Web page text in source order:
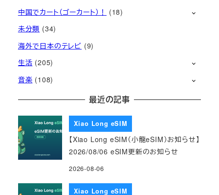
中国でカート（ゴーカート）！
(18)
未分類 (34)
海外で日本のテレビ (9)
生活 (205)
音楽 (108)
最近の記事
Xiao Long eSIM
【Xiao Long eSIM（小龍eSIM）お知らせ】
2026/08/06 eSIM更新のお知らせ
2026-08-06
Xiao Long eSIM